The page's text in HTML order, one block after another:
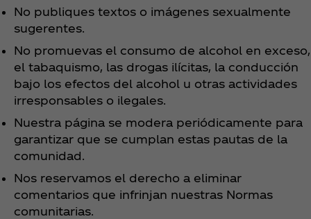
No publiques textos o imágenes sexualmente
sugerentes.
No promuevas el consumo de alcohol en exceso,
el tabaquismo, las drogas ilícitas, la conducción
bajo los efectos del alcohol u otras actividades
irresponsables o ilegales.
Nuestra página se modera periódicamente para
garantizar que se cumplan estas pautas de la
comunidad.
Nos reservamos el derecho a eliminar
comentarios que infrinjan nuestras Normas
comunitarias.